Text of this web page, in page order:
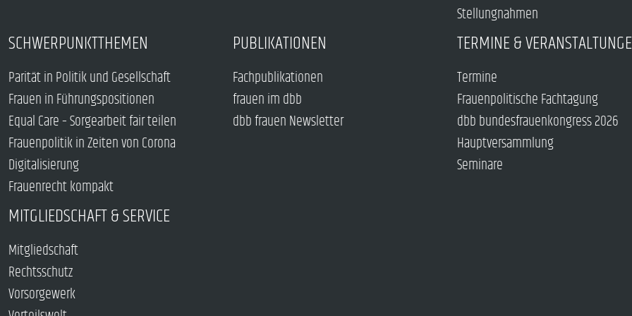
Stellungnahmen
SCHWERPUNKTTHEMEN
Parität in Politik und Gesellschaft
Frauen in Führungspositionen
Equal Care – Sorgearbeit fair teilen
Frauenpolitik in Zeiten von Corona
Digitalisierung
Frauenrecht kompakt
PUBLIKATIONEN
Fachpublikationen
frauen im dbb
dbb frauen Newsletter
TERMINE &
Termine
Frauenpolitische Fachtagung
dbb bundesfrauenkongress 2026
Hauptversammlung
Seminare
MITGLIEDSCHAFT & SERVICE
Mitgliedschaft
Rechtsschutz
Vorsorgewerk